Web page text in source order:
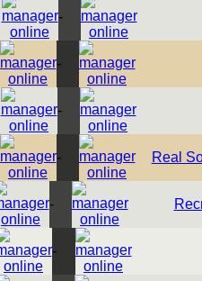
-
-
-
- Real
-
-